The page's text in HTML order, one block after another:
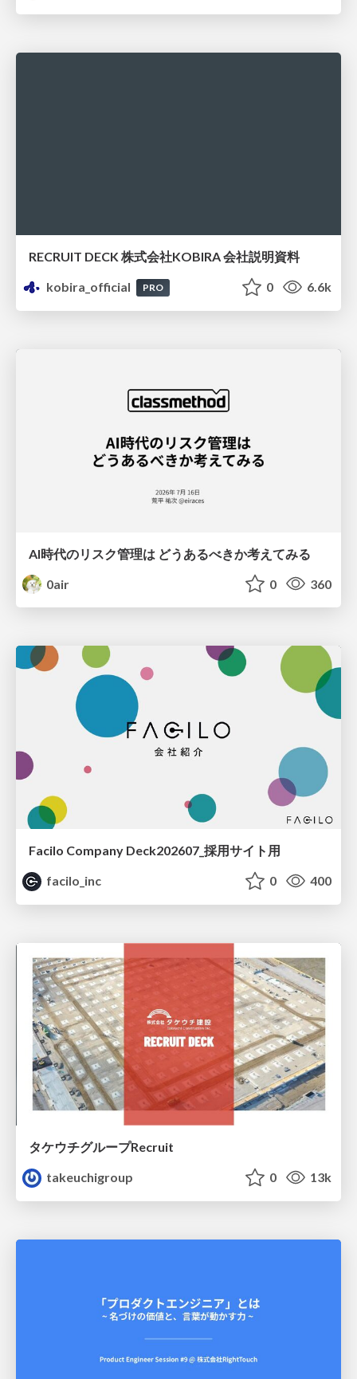
RECRUIT DECK 株式会社KOBIRA 会社説明資料
kobira_official
PRO 0 6.6k
AI時代のリスク管理は どうあるべきか考えてみる
0air
0 360
Facilo Company Deck202607_採用サイト用
facilo_inc
0 400
タケウチグループRecruit
takeuchigroup
0 13k